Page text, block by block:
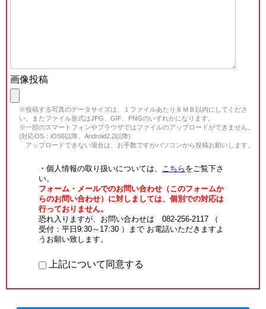
画像投稿
※投稿する写真のデータサイズは、１ファイルあたり８ＭＢ以内にしてくださ
い。またファイル形式はJPG、GIF、PNGのいずれかになります。
※一部のスマートフォンやブラウザではファイルのアップロードができません。
(対応OS：iOS6以降、Android2.2以降)
アップロードできない場合は、お手数ですがパソコンから投稿お願いします。
・個人情報の取り扱いについては、 こちら をご覧下さ
い。
フォーム・メールでのお問い合わせ（このフォームか
らのお問い合わせ）に対しましては、個別での対応は
行っておりません。
恐れ入りますが、お問い合わせは 082-256-2117 （
受付：平日9:30～17:30 ）まで お電話いただきますよ
うお願い致します。
上記について同意する